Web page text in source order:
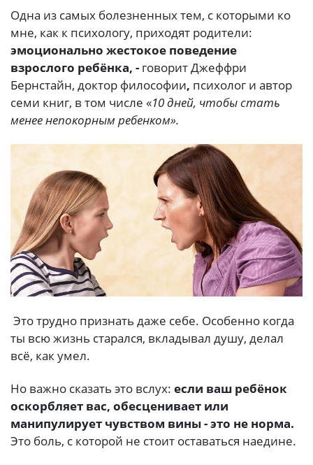
Одна из самых болезненных тем, с которыми ко
мне, как к психологу, приходят родители:
эмоционально жестокое поведение
взрослого ребёнка, - говорит Джеффри
Бернстайн, доктор философии, психолог и автор
семи книг, в том числе «10 дней, чтобы стать
менее непокорным ребенком».
Это трудно признать даже себе. Особенно когда
ты всю жизнь старался, вкладывал душу, делал
всё, как умел.
Но важно сказать это вслух: если ваш ребёнок
оскорбляет вас, обесценивает или
манипулирует чувством вины - это не норма.
Это боль, с которой не стоит оставаться наедине.